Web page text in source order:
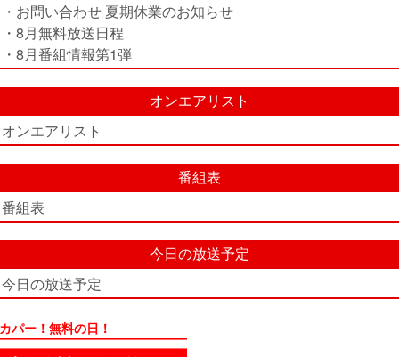
・お問い合わせ 夏期休業のお知らせ
・8月無料放送日程
・8月番組情報第1弾
オンエアリスト
オンエアリスト
番組表
番組表
今日の放送予定
今日の放送予定
パー！無料の日！